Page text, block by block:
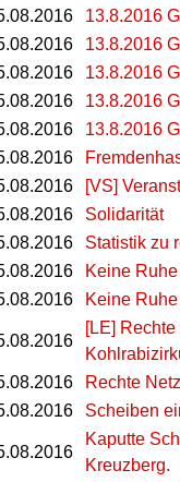
13.8.2016
13.8.2016
13.8.2016
13.8.2016
13.8.2016
[VS]
Solidarität
Statistik zu
Keine
Keine
[LE]
Rechte
Scheiben
Kaputte
Kreuzberg.